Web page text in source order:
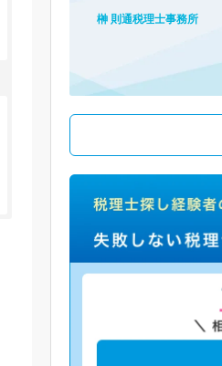
榊 則通税理士事務所